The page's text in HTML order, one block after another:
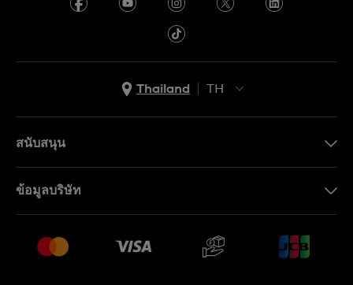
Thailand
TH
สนับสนุน
คำถามที่พบบ่อย (FAQ)
เงื่อนไขหลังการขาย
ข้อมูลบริษัท
งาน